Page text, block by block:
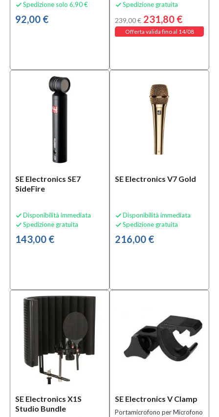
 Spedizione solo 6,90 €
92,00 €
 Spedizione gratuita
239,00 € 231,80 €
Offerta valida fino al 14/08
SE Electronics SE7
SideFire
 Disponibilità immediata
 Spedizione gratuita
143,00 €
SE Electronics V7 Gold
 Disponibilità immediata
 Spedizione gratuita
216,00 €
SE Electronics X1S
Studio Bundle
SE Electronics V Clamp
Portamicrofono per Microfono